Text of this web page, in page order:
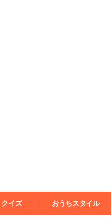
クイズ おうちスタイル